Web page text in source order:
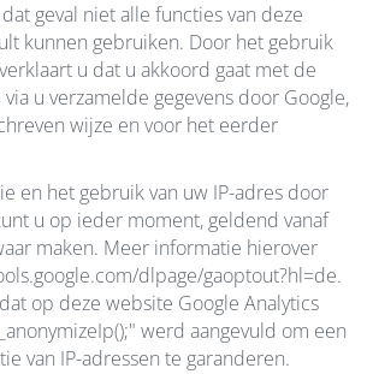
geval niet alle functies van deze
kunnen gebruiken. Door het gebruik
u dat u akkoord gaat met de
u verzamelde gegevens door Google,
wijze en voor het eerder
en het gebruik van uw IP-adres door
u op ieder moment, geldend vanaf
maken. Meer informatie hierover
dlpage/gaoptout?hl=de.
op deze website Google Analytics
werd aangevuld om een
van IP-adressen te garanderen.